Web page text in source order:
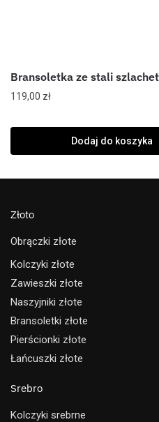
Bransoletka ze stali
119,00 zł
Dodaj do koszyka
Złoto
Obrączki złote
Kolczyki złote
Zawieszki złote
Naszyjniki złote
Bransoletki złote
Pierścionki złote
Łańcuszki złote
Srebro
Kolczyki srebrne